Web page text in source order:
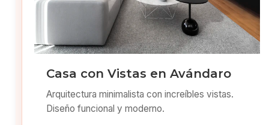
Casa con Vistas en Avándaro
Arquitectura minimalista con increíbles vistas.
Diseño funcional y moderno.